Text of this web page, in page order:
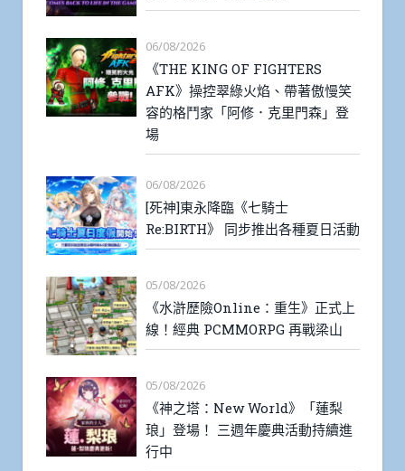
06/08/2026
《THE KING OF FIGHTERS
AFK》操控翠綠火焰、帶著傲慢笑
容的格鬥家「阿修．克里門森」登
場
06/08/2026
[死神]東永降臨《七騎士
Re:BIRTH》 同步推出各種夏日活動
05/08/2026
《水滸歷險Online：重生》正式上
線！經典 PCMMORPG 再戰梁山
05/08/2026
《神之塔：New World》「蓮梨
琅」登場！ 三週年慶典活動持續進
行中